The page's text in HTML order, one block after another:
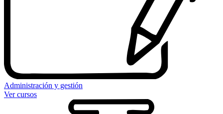
Administración y gestión
Ver cursos